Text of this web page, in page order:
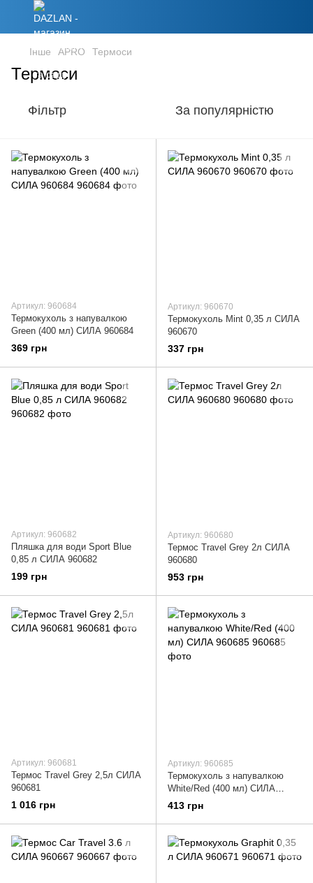
Інше APRO Термоси
Термоси
Фільтр За популярністю
Артикул: 960684
Термокухоль з напувалкою
Green (400 мл) СИЛА 960684
369 грн
Артикул: 960670
Термокухоль Mint 0,35 л СИЛА
960670
337 грн
Артикул: 960682
Пляшка для води Sport Blue
0,85 л СИЛА 960682
199 грн
Артикул: 960680
Термос Travel Grey 2л СИЛА
960680
953 грн
Артикул: 960681
Термос Travel Grey 2,5л СИЛА
960681
1 016 грн
Артикул: 960685
Термокухоль з напувалкою
White/Red (400 мл) СИЛА
960685
413 грн